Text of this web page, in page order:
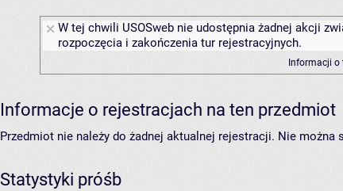
W tej chwili USOSweb nie udostępnia żadnej akcji
rozpoczęcia i zakończenia tur rejestracyjnych.
Informacji
Informacje o rejestracjach na ten przedmiot
Przedmiot nie należy do żadnej aktualnej rejestracji. Nie można
Statystyki próśb